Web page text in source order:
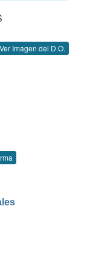
Ver Imagen del D.O.